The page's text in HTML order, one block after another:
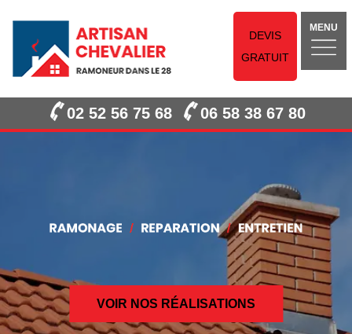
DEVIS
GRATUIT
MENU
02 52 56 75 68 06 58 38 67 80
VOIR NOS RÉALISATIONS